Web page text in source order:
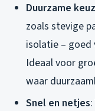
Duurzame
zoals stevige
isolatie – goed
Ideaal voor
waar
Snel en netjes